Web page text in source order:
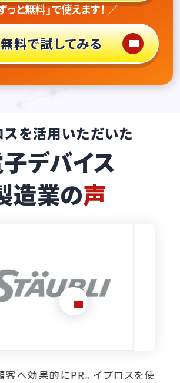
っと無料」で使えます！ ／
無料で試してみる
スを活用いただいた
デバイス
造業の声
の業界との接点創出に成功。"ま